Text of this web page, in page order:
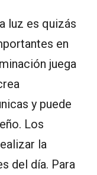
luz es quizás
en
juega
y puede
Los
la
del día. Para